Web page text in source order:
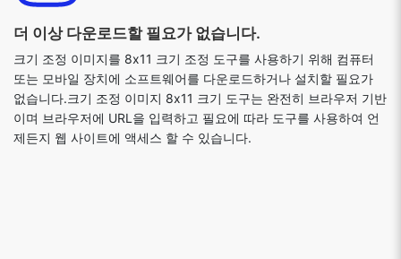
더 이상 다운로드할 필요가 없습니다.
크기 조정 이미지를 8x11 크기 조정 도구를 사용하기 위해 컴퓨터
또는 모바일 장치에 소프트웨어를 다운로드하거나 설치할 필요가
없습니다.크기 조정 이미지 8x11 크기 도구는 완전히 브라우저 기반
이며 브라우저에 URL을 입력하고 필요에 따라 도구를 사용하여 언
제든지 웹 사이트에 액세스 할 수 있습니다.